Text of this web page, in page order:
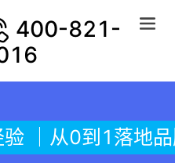
400-821-
｜从0到1落地